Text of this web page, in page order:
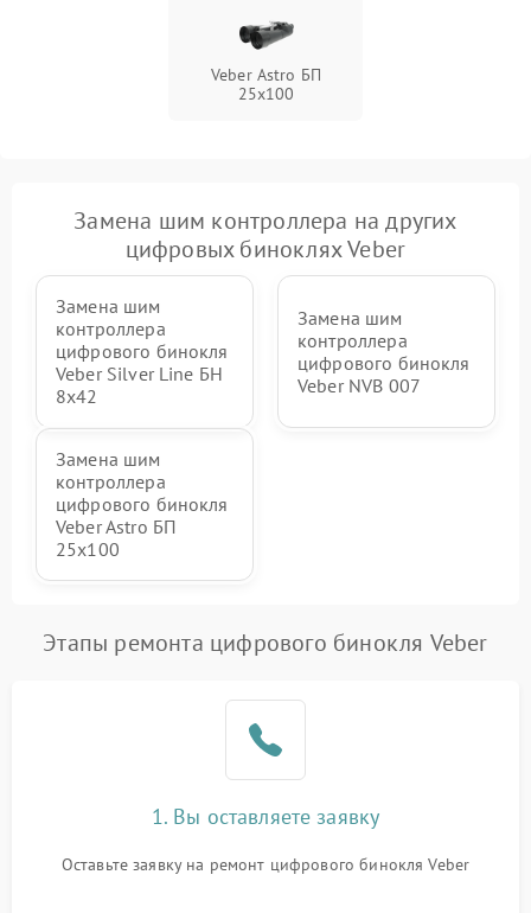
Veber Astro БП
25x100
Замена шим контроллера на других
цифровых биноклях Veber
Замена шим
контроллера
цифрового бинокля
Veber Silver Line БН
8x42
Замена шим
контроллера
цифрового бинокля
Veber NVB 007
Замена шим
контроллера
цифрового бинокля
Veber Astro БП
25x100
Этапы ремонта цифрового бинокля Veber
1. Вы оставляете заявку
Оставьте заявку на ремонт цифрового бинокля Veber